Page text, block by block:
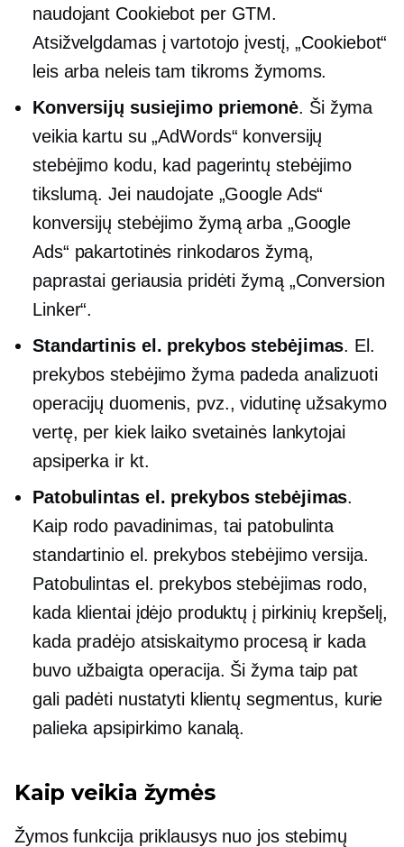
naudojant Cookiebot per GTM.
Atsižvelgdamas į vartotojo įvestį, „Cookiebot“
leis arba neleis tam tikroms žymoms.
Konversijų susiejimo priemonė. Ši žyma
veikia kartu su „AdWords“ konversijų
stebėjimo kodu, kad pagerintų stebėjimo
tikslumą. Jei naudojate „Google Ads“
konversijų stebėjimo žymą arba „Google
Ads“ pakartotinės rinkodaros žymą,
paprastai geriausia pridėti žymą „Conversion
Linker“.
Standartinis el. prekybos stebėjimas. El.
prekybos stebėjimo žyma padeda analizuoti
operacijų duomenis, pvz., vidutinę užsakymo
vertę, per kiek laiko svetainės lankytojai
apsiperka ir kt.
Patobulintas el. prekybos stebėjimas.
Kaip rodo pavadinimas, tai patobulinta
standartinio el. prekybos stebėjimo versija.
Patobulintas el. prekybos stebėjimas rodo,
kada klientai įdėjo produktų į pirkinių krepšelį,
kada pradėjo atsiskaitymo procesą ir kada
buvo užbaigta operacija. Ši žyma taip pat
gali padėti nustatyti klientų segmentus, kurie
palieka apsipirkimo kanalą.
Kaip veikia žymės
Žymos funkcija priklausys nuo jos stebimų